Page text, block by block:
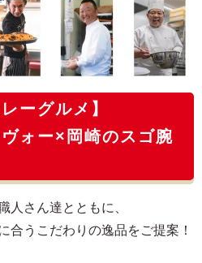
ーグルメ】
ォー×岡崎のスゴ腕
人さん達とともに、
合うこだわりの逸品をご提案！